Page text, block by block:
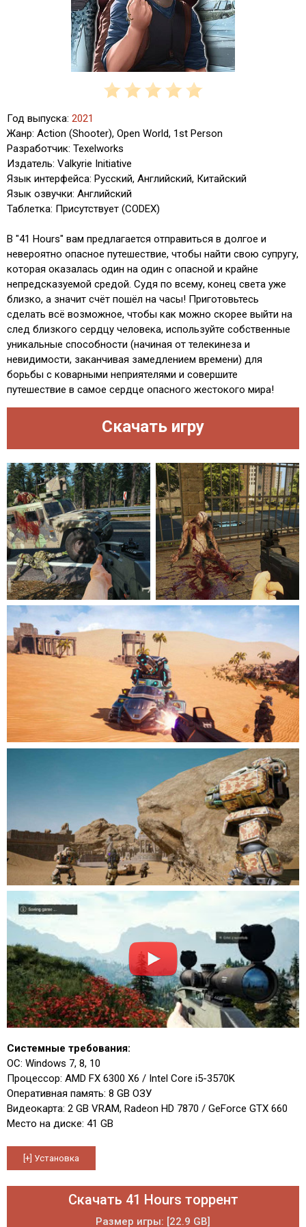
Год выпуска: 2021
Жанр: Action (Shooter), Open World, 1st Person
Разработчик: Texelworks
Издатель: Valkyrie Initiative
Язык интерфейса: Русский, Английский, Китайский
Язык озвучки: Английский
Таблетка: Присутствует (CODEX)
В "41 Hours" вам предлагается отправиться в долгое и
невероятно опасное путешествие, чтобы найти свою супругу,
которая оказалась один на один с опасной и крайне
непредсказуемой средой. Судя по всему, конец света уже
близко, а значит счёт пошёл на часы! Приготовьтесь
сделать всё возможное, чтобы как можно скорее выйти на
след близкого сердцу человека, используйте собственные
уникальные способности (начиная от телекинеза и
невидимости, заканчивая замедлением времени) для
борьбы с коварными неприятелями и совершите
путешествие в самое сердце опасного жестокого мира!
Скачать игру
Системные требования:
ОС: Windows 7, 8, 10
Процессор: AMD FX 6300 X6 / Intel Core i5-3570K
Оперативная память: 8 GB ОЗУ
Видеокарта: 2 GB VRAM, Radeon HD 7870 / GeForce GTX 660
Место на диске: 41 GB
Скачать 41 Hours торрент
Размер игры: [22.9 GB]